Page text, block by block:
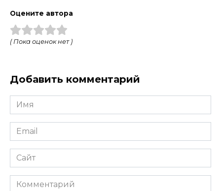
Оцените автора
( Пока оценок нет )
Добавить комментарий
Имя
*
Email
*
Сайт
Комментарий